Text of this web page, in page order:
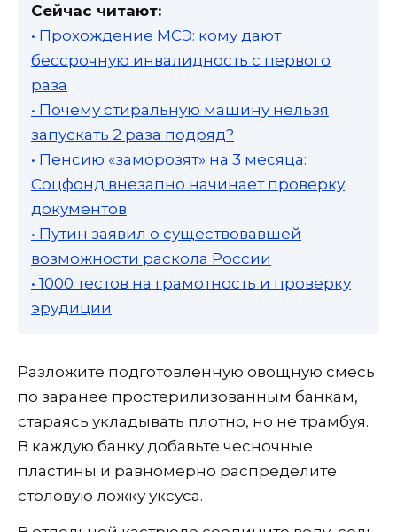
Сейчас читают:
• Прохождение МСЭ: кому дают
бессрочную инвалидность с первого
раза
• Почему стиральную машину нельзя
запускать 2 раза подряд?
• Пенсию «заморозят» на 3 месяца:
Соцфонд внезапно начинает проверку
документов
• Путин заявил о существовавшей
возможности раскола России
• 1000 тестов на грамотность и проверку
эрудиции
Разложите подготовленную овощную смесь
по заранее простерилизованным банкам,
стараясь укладывать плотно, но не трамбуя.
В каждую банку добавьте чесночные
пластины и равномерно распределите
столовую ложку уксуса.